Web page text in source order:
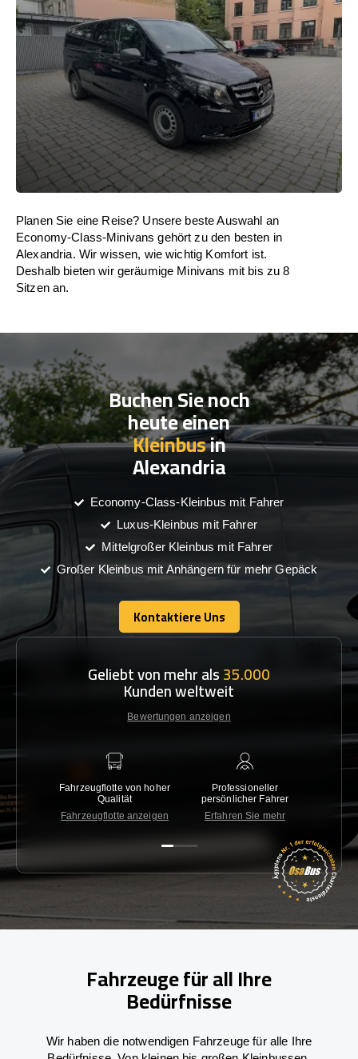
Planen Sie eine Reise? Unsere beste Auswahl an
Economy-Class-Minivans gehört zu den besten in
Alexandria. Wir wissen, wie wichtig Komfort ist.
Deshalb bieten wir geräumige Minivans mit bis zu 8
Sitzen an.
Buchen Sie noch
heute einen
Kleinbusin
Alexandria
Economy-Class-Kleinbus mit Fahrer
Luxus-Kleinbus mit Fahrer
Mittelgroßer Kleinbus mit Fahrer
Großer Kleinbus mit Anhängern für mehr Gepäck
Kontaktiere Uns
Kontaktiere Uns
Geliebt von mehr als35.000
Kunden weltweit
Bewertungen anzeigen
Fahrzeugflotte von hoher
Qualität
Fahrzeugflotte anzeigen
Professioneller
persönlicher Fahrer
Erfahren Sie mehr
Fahrzeuge für all Ihre
Bedürfnisse
Wir haben die notwendigen Fahrzeuge für alle Ihre